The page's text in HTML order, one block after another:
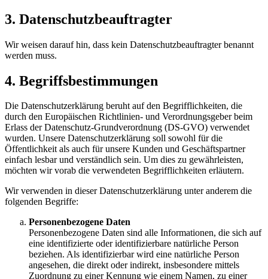
3. Datenschutzbeauftragter
Wir weisen darauf hin, dass kein Datenschutzbeauftragter benannt
werden muss.
4. Begriffsbestimmungen
Die Datenschutzerklärung beruht auf den Begrifflichkeiten, die
durch den Europäischen Richtlinien- und Verordnungsgeber beim
Erlass der Datenschutz-Grundverordnung (DS-GVO) verwendet
wurden. Unsere Datenschutzerklärung soll sowohl für die
Öffentlichkeit als auch für unsere Kunden und Geschäftspartner
einfach lesbar und verständlich sein. Um dies zu gewährleisten,
möchten wir vorab die verwendeten Begrifflichkeiten erläutern.
Wir verwenden in dieser Datenschutzerklärung unter anderem die
folgenden Begriffe:
Personenbezogene Daten
Personenbezogene Daten sind alle Informationen, die sich auf
eine identifizierte oder identifizierbare natürliche Person
beziehen. Als identifizierbar wird eine natürliche Person
angesehen, die direkt oder indirekt, insbesondere mittels
Zuordnung zu einer Kennung wie einem Namen, zu einer